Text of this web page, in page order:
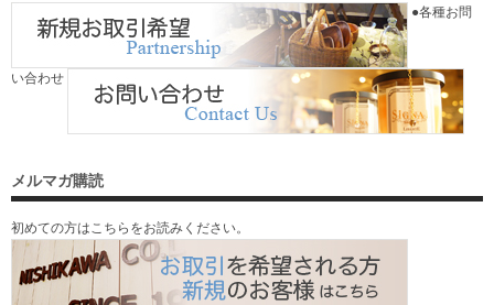
●各種お問
い合わせ
メルマガ購読
初めての方はこちらをお読みください。